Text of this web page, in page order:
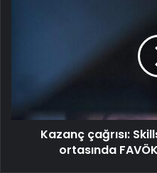
Kazanç çağrısı:
ortasında